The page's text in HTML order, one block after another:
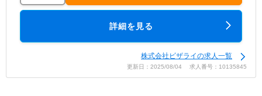
詳細を見る
株式会社ビザライの求人一覧
更新日：2025/08/04 求人番号：10135845